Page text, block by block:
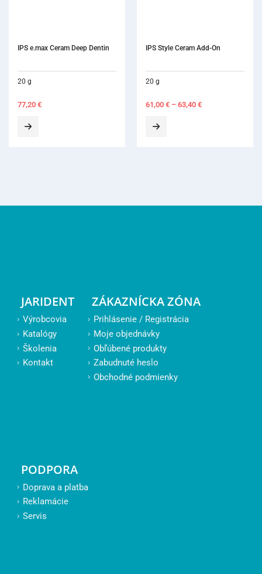
IPS Style Ceram Add-On
20 g
61,00 € – 63,40 €
JARIDENT
Výrobcovia
Katalógy
Školenia
Kontakt
ZÁKAZNÍCKA ZÓNA
Prihlásenie / Registrácia
Moje objednávky
Obľúbené produkty
Zabudnuté heslo
Obchodné podmienky
PODPORA
Doprava a platba
Reklamácie
Servis